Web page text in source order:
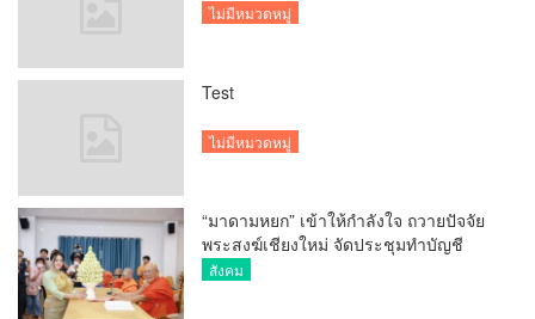
ไม่มีหมวดหมู่
Test
ไม่มีหมวดหมู่
“มาดามหยก” เข้าให้กำลังใจ ถวายปัจจัย
พระสงฆ์เชียงใหม่ จัดประชุมทำบัญชี
รายรับรายจ่ายของวัด กว่า 300 รูป ที่วัด
สังคม